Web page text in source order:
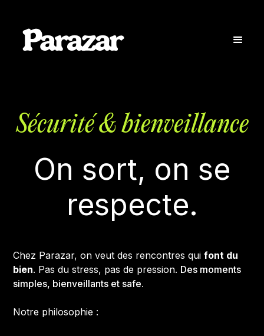
Sécurité & bienveillance
On sort, on se
respecte.
Chez Parazar, on veut des rencontres quifont du
bien. Pas du stress, pas de pression. Des moments
simples, bienveillants et safe.
Notre philosophie :